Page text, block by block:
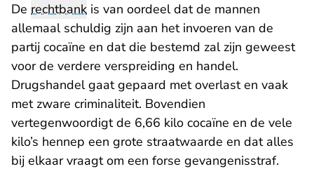
De rechtbank is van oordeel dat de mannen
allemaal schuldig zijn aan het invoeren van de
partij cocaïne en dat die bestemd zal zijn geweest
voor de verdere verspreiding en handel.
Drugshandel gaat gepaard met overlast en vaak
met zware criminaliteit. Bovendien
vertegenwoordigt de 6,66 kilo cocaïne en de vele
kilo’s hennep een grote straatwaarde en dat alles
bij elkaar vraagt om een forse gevangenisstraf.